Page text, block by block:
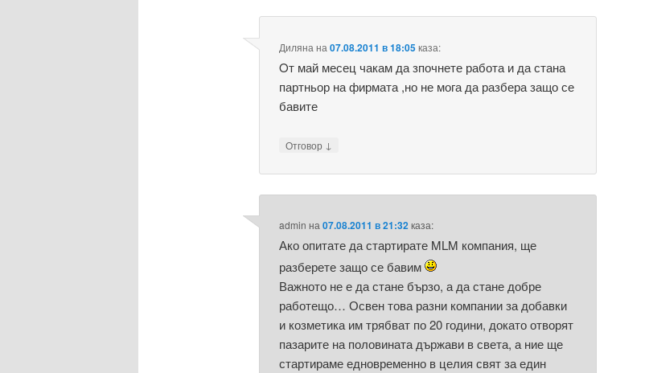
Диляна на07.08.2011 в 18:05каза:
Oт май месец чакам да зпочнете работа и да стана
партньор на фирмата ,но не мога да разбера защо се
бавите
Отговор ↓
admin на07.08.2011 в 21:32каза:
Ако опитате да стартирате MLM компания, ще
разберете защо се бавим
Важното не е да стане бързо, а да стане добре
работещо… Освен това разни компании за добавки
и козметика им трябват по 20 години, докато отворят
пазарите на половината държави в света, а ние ще
стартираме едновременно в целия свят за един